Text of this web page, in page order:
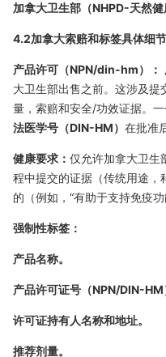
加拿大卫生部（NHPD-天然健
4.2加拿大索赔和标签具体细节
产品许可（NPN/din-hm）：
大卫生部出售之前。这涉及
量，索赔和安全/功效证据。一
法医学号（DIN-HM） 在批准
健康要求： 仅允许加拿大卫生
程中提交的证据（传统用途，
的（例如，“有助于支持免疫功
强制性标签：
产品名称。
产品许可证号（NPN/DIN-HM
许可证持有人名称和地址。
推荐剂量。